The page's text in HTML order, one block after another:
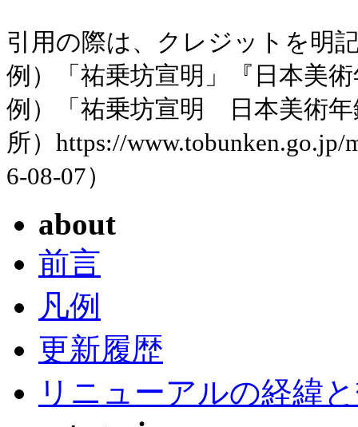
引用の際は、クレジットを明
例）「祐乗坊宣明」『日本美
例）「祐乗坊宣明 日本美術年
所）https://
6-08-07）
about
前言
凡例
更新履歴
リニューアルの経緯